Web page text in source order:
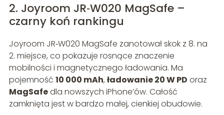
2. Joyroom JR‑W020 MagSafe –
czarny koń rankingu
Joyroom JR‑W020 MagSafe zanotował skok z 8. na
2. miejsce, co pokazuje rosnące znaczenie
mobilności i magnetycznego ładowania. Ma
pojemność 10 000 mAh, ładowanie 20 W PD oraz
MagSafedla nowszych iPhone’ów. Całość
zamknięta jest w bardzo małej, cienkiej obudowie.